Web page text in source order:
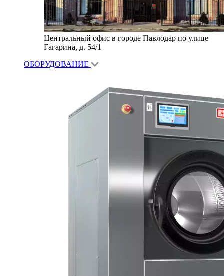
Центральный офис в городе Павлодар по улице
Гагарина, д. 54/1
ОБОРУДОВАНИЕ